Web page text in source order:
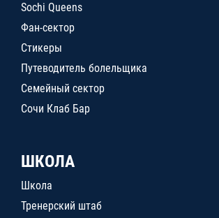
Sochi Queens
Фан-сектор
Стикеры
Путеводитель болельщика
Семейный сектор
Сочи Клаб Бар
ШКОЛА
Школа
Тренерский штаб